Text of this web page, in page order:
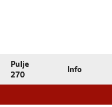
Pulje
270
Info